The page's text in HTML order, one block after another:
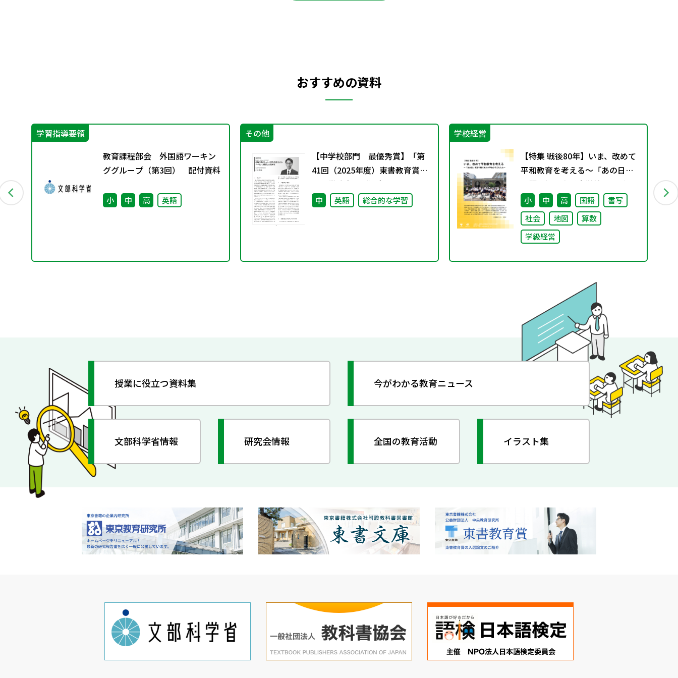
おすすめの資料
学習指導要領
教育課程部会 外国語ワーキン
ググループ（第3回） 配付資料
小 中 高 英語
その他
【中学校部門 最優秀賞】「第
41回（2025年度）東書教育賞」
の入賞論文のご紹介
中 英語 総合的な学習
学校経営
【特集 戦後80年】いま、改めて
平和教育を考える〜「あの日」
を語り継ぐ本川小学校の子ども
たち〜
小 中 高 国語
書写
社会
地図
算数
学級経営
授業に役立つ資料集 今がわかる教育ニュース
文部科学省情報 研究会情報 全国の教育活動 イラスト集